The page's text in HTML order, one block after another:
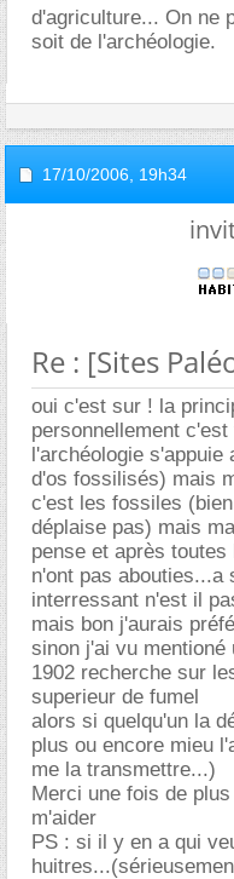
d'agriculture... On ne
soit de l'archéologie.
17/10/2006, 19h34
Re : [Sites
oui c'est sur ! la
personnellement
l'archéologie
d'os fossilisés) mais
c'est les fossiles
déplaise pas) mais
pense et après
n'ont pas abouties...a
interressant n'est il
mais bon j'aurais
sinon j'ai vu mentioné
1902 recherche sur
superieur de fumel
alors si quelqu'un la
plus ou encore mieu
me la transmettre...)
Merci une fois de
m'aider
PS : si il y en a qui